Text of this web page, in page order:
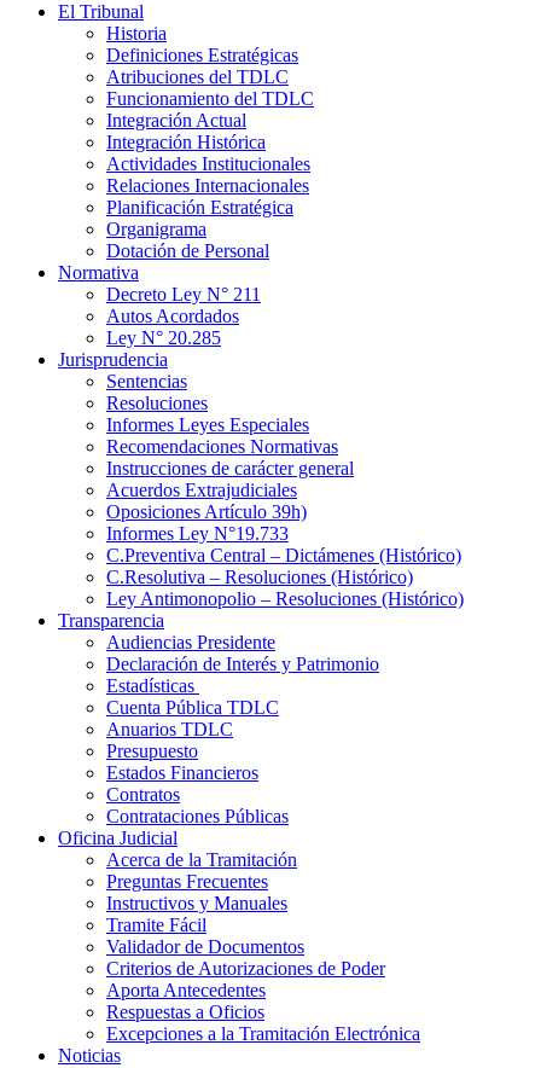
El Tribunal
Historia
Definiciones Estratégicas
Atribuciones del TDLC
Funcionamiento del TDLC
Integración Actual
Integración Histórica
Actividades Institucionales
Relaciones Internacionales
Planificación Estratégica
Organigrama
Dotación de Personal
Normativa
Decreto Ley N° 211
Autos Acordados
Ley N° 20.285
Jurisprudencia
Sentencias
Resoluciones
Informes Leyes Especiales
Recomendaciones Normativas
Instrucciones de carácter general
Acuerdos Extrajudiciales
Oposiciones Artículo 39h)
Informes Ley N°19.733
C.Preventiva Central – Dictámenes (Histórico)
C.Resolutiva – Resoluciones (Histórico)
Ley Antimonopolio – Resoluciones (Histórico)
Transparencia
Audiencias Presidente
Declaración de Interés y Patrimonio
Estadísticas
Cuenta Pública TDLC
Anuarios TDLC
Presupuesto
Estados Financieros
Contratos
Contrataciones Públicas
Oficina Judicial
Acerca de la Tramitación
Preguntas Frecuentes
Instructivos y Manuales
Tramite Fácil
Validador de Documentos
Criterios de Autorizaciones de Poder
Aporta Antecedentes
Respuestas a Oficios
Excepciones a la Tramitación Electrónica
Noticias